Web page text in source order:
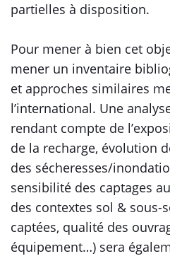
partielles à disposition.
Pour mener à bien cet
mener un inventaire
et approches similaires
l’international. Une
rendant compte de
de la recharge, évolution
des sécheresses/
sensibilité des captages
des contextes sol & sous-
captées, qualité des
équipement…) sera